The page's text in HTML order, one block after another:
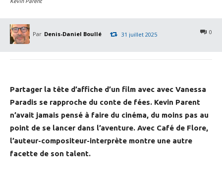
Par Denis-Daniel Boullé 0
31 juillet 2025
Partager la tête d’affiche d’un film avec avec Vanessa
Paradis se rapproche du conte de fées. Kevin Parent
n’avait jamais pensé à faire du cinéma, du moins pas au
point de se lancer dans l’aventure. Avec Café de Flore,
l’auteur-compositeur-interprète montre une autre
facette de son talent.